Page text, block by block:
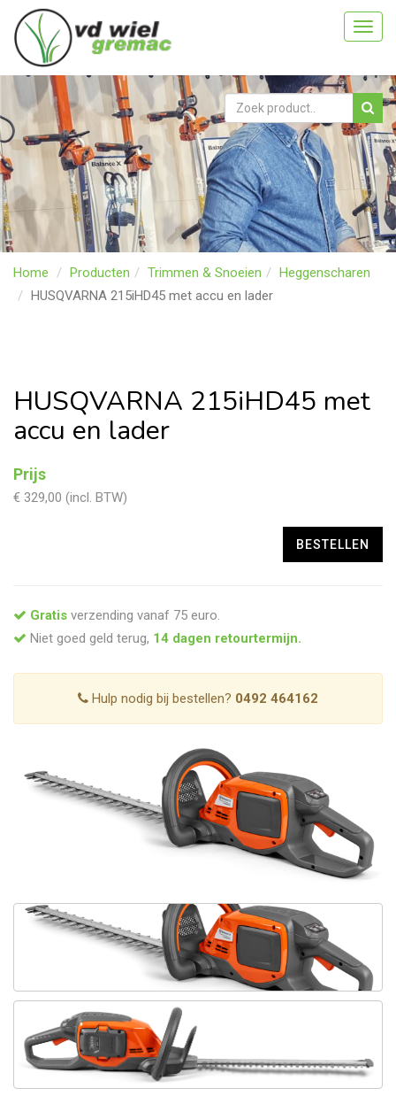
Home Producten Trimmen & Snoeien
Heggenscharen
HUSQVARNA 215iHD45 met accu en lader
HUSQVARNA 215iHD45 met
accu en lader
Prijs
€ 329,00 (incl. BTW)
Gratis verzending vanaf 75 euro.
Niet goed geld terug, 14 dagen retourtermijn.
Hulp nodig bij bestellen? 0492 464162